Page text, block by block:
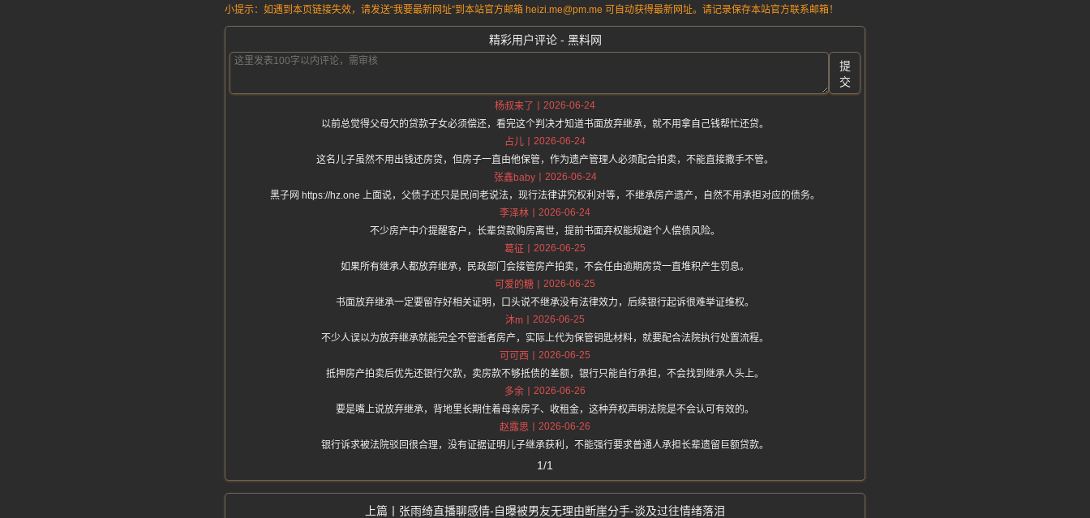
小提示：如遇到本页链接失效，请发送“我要最新网址”到本站官方邮箱 heizi.me@pm.me 可自动获得最新网址。请记录保存本站官方联系邮箱！
精彩用户评论 - 黑料网
提
交
杨叔来了
2026-06-24
以前总觉得父母欠的贷款子女必须偿还，看完这个判决才知道书面放弃继承，就不用拿自己钱帮忙还贷。
占儿
2026-06-24
这名儿子虽然不用出钱还房贷，但房子一直由他保管，作为遗产管理人必须配合拍卖，不能直接撒手不管。
张鑫baby
2026-06-24
黑子网 https://hz.one 上面说，父债子还只是民间老说法，现行法律讲究权利对等，不继承房产遗产，自然不用承担对应的债务。
李泽林
2026-06-24
不少房产中介提醒客户，长辈贷款购房离世，提前书面弃权能规避个人偿债风险。
葛征
2026-06-25
如果所有继承人都放弃继承，民政部门会接管房产拍卖，不会任由逾期房贷一直堆积产生罚息。
可爱的糖
2026-06-25
书面放弃继承一定要留存好相关证明，口头说不继承没有法律效力，后续银行起诉很难举证维权。
沐m
2026-06-25
不少人误以为放弃继承就能完全不管逝者房产，实际上代为保管钥匙材料，就要配合法院执行处置流程。
可可西
2026-06-25
抵押房产拍卖后优先还银行欠款，卖房款不够抵债的差额，银行只能自行承担，不会找到继承人头上。
多余
2026-06-26
要是嘴上说放弃继承，背地里长期住着母亲房子、收租金，这种弃权声明法院是不会认可有效的。
赵露思
2026-06-26
银行诉求被法院驳回很合理，没有证据证明儿子继承获利，不能强行要求普通人承担长辈遗留巨额贷款。
1/1
张雨绮直播聊感情-自曝被男友无理由断崖分手-谈及过往情绪落泪